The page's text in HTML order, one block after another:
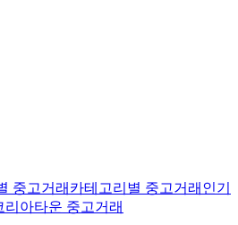
중고거래 카테고리별 중고거래 인기
리아타운 중고거래